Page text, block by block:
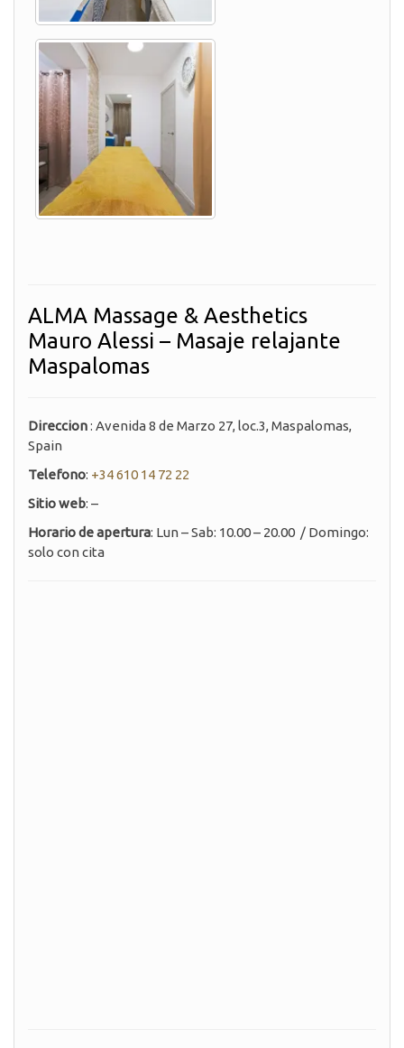
ALMA Massage & Aesthetics
Mauro Alessi – Masaje relajante
Maspalomas
Direccion: Avenida 8 de Marzo 27, loc.3, Maspalomas,
Spain
Telefono: +34 610 14 72 22
Sitio web: –
Horario de apertura: Lun – Sab: 10.00 – 20.00 / Domingo:
solo con cita